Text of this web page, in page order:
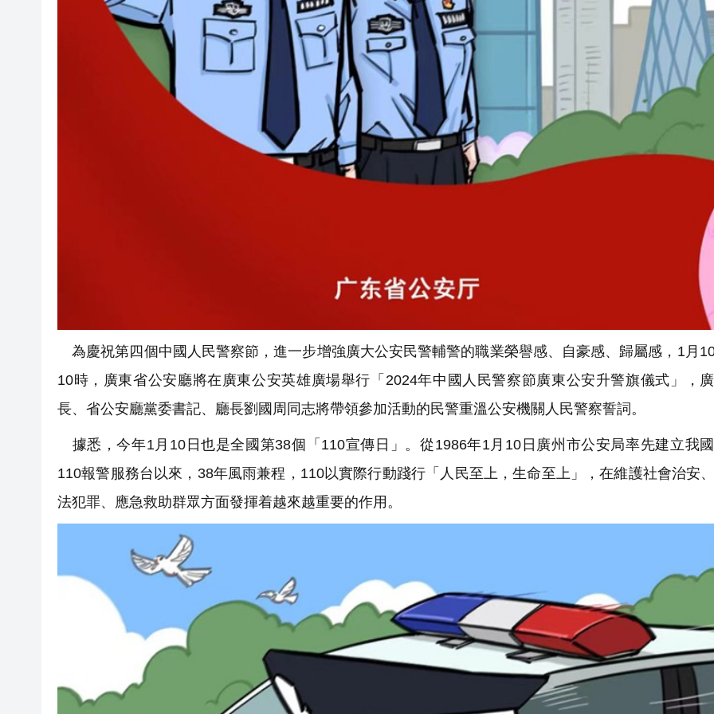
為慶祝第四個中國人民警察節，進一步增強廣大公安民警輔警的職業榮譽感、自豪感、歸屬感，1月
10時，廣東省公安廳將在廣東公安英雄廣場舉行「2024年中國人民警察節廣東公安升警旗儀式」，
長、省公安廳黨委書記、廳長劉國周同志將帶領參加活動的民警重溫公安機關人民警察誓詞。
據悉，今年1月10日也是全國第38個「110宣傳日」。從1986年1月10日廣州市公安局率先建立我
110報警服務台以來，38年風雨兼程，110以實際行動踐行「人民至上，生命至上」，在維護社會治安
法犯罪、應急救助群眾方面發揮着越來越重要的作用。